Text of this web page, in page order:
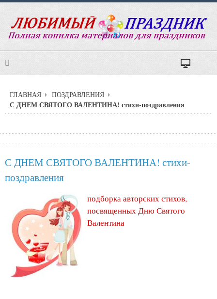
ГЛАВНАЯ ПОЗДРАВЛЕНИЯ
С ДНЕМ СВЯТОГО ВАЛЕНТИНА! стихи-поздравления
С ДНЕМ СВЯТОГО ВАЛЕНТИНА! стихи-
поздравления
подборка авторских стихов,
посвященных Дню Святого
Валентина